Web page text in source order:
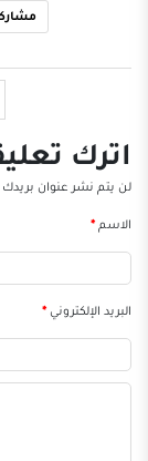
اترك
لن يتم نشر عنوان بريدك
الاسم*
البريد الإلكتروني*